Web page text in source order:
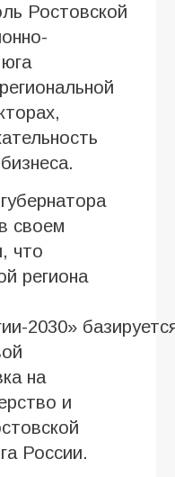
Ростовской
своем
что
региона
2030»
на
и
России.